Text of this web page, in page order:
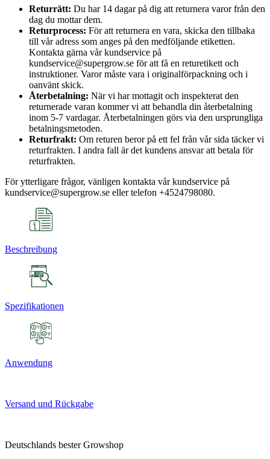
Returrätt: Du har 14 dagar på dig att returnera varor från den
dag du mottar dem.
Returprocess: För att returnera en vara, skicka den tillbaka
till vår adress som anges på den medföljande etiketten.
Kontakta gärna vår kundservice på
kundservice@supergrow.se för att få en returetikett och
instruktioner. Varor måste vara i originalförpackning och i
oanvänt skick.
Återbetalning: När vi har mottagit och inspekterat den
returnerade varan kommer vi att behandla din återbetalning
inom 5-7 vardagar. Återbetalningen görs via den ursprungliga
betalningsmetoden.
Returfrakt: Om returen beror på ett fel från vår sida täcker vi
returfrakten. I andra fall är det kundens ansvar att betala för
returfrakten.
För ytterligare frågor, vänligen kontakta vår kundservice på
kundservice@supergrow.se eller telefon +4524798080.
Beschreibung
Spezifikationen
Anwendung
Versand und Rückgabe
Deutschlands bester Growshop